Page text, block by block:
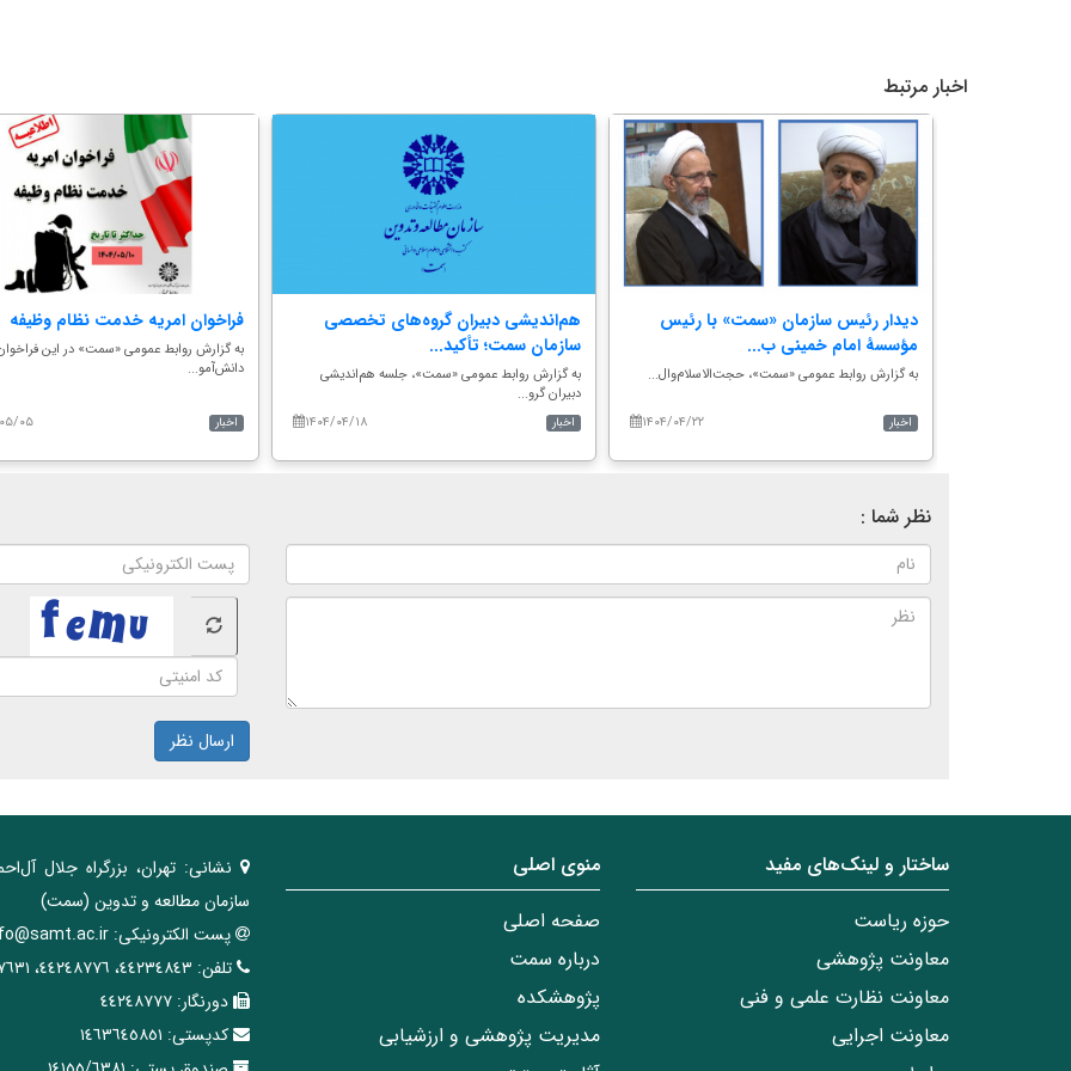
اخبار مرتبط
فراخوان امریه خدمت نظام وظیفه
به گزارش روابط عمومی «سمت» در این
دانش‌آمو...
اخبار
هم‌اندیشی دبیران گروه‌های تخصصی
سازمان سمت؛ تأکید...
به گزارش روابط عمومی «سمت»، جلسه هم‌اندیشی
دبیران گرو...
۱۴۰۴/۰۴/۱۸
اخبار
دیدار رئیس سازمان «سمت» با رئیس
مؤسسۀ امام خمینی ب...
به گزارش روابط عمومی «سمت»، حجت‌الاسلام‎‌وال...
۱۴۰۴/۰۴/۲۲ اخبار
نظر شما :
ارسال نظر
ساختار‌‌ و‌‌ لینک‌های مفید
حوزه ریاست
معاونت پژوهشی
معاونت نظارت علمی و فنی
معاونت اجرایی
منوی اصلی
صفحه اصلی
درباره سمت
پژوهشکده
مدیریت پژوهشی و ارزشیابی
نشانی: تهران، ‌بزرگراه ‌جلال
سازمان مطالعه و تدوین‌ (سمت)
پست الکترونیکی:
تلفن: ٤٤٢٣٤٨٤٣، ٤٤٢٤٨٧٧٦، ٤٤٢٤٧٦٣١
دورنگار: ٤٤٢٤٨٧٧٧
کدپستی: ١٤٦٣٦٤٥٨٥١